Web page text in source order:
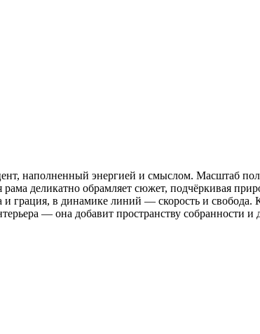
наполненный энергией и смыслом. Масштаб
рама деликатно обрамляет сюжет, подчёркивая
грация, в динамике линий — скорость и
— она добавит пространству собранности и